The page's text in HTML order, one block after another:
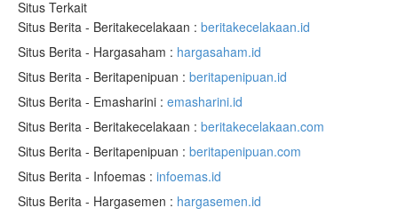
Situs Terkait
Situs Berita - Beritakecelakaan : beritakecelakaan.id
Situs Berita - Hargasaham : hargasaham.id
Situs Berita - Beritapenipuan : beritapenipuan.id
Situs Berita - Emasharini : emasharini.id
Situs Berita - Beritakecelakaan : beritakecelakaan.com
Situs Berita - Beritapenipuan : beritapenipuan.com
Situs Berita - Infoemas : infoemas.id
Situs Berita - Hargasemen : hargasemen.id